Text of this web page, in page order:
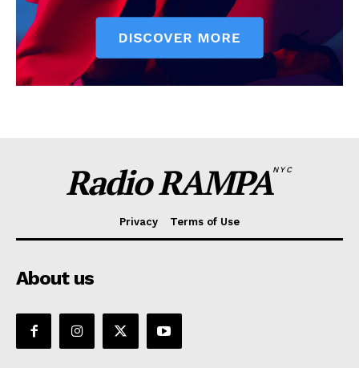
Radio RAMPANYC
Privacy Terms of Use
About us